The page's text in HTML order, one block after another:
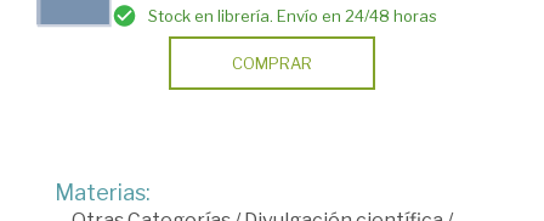
Stock en librería. Envío en 24/48 horas
COMPRAR
Materias: